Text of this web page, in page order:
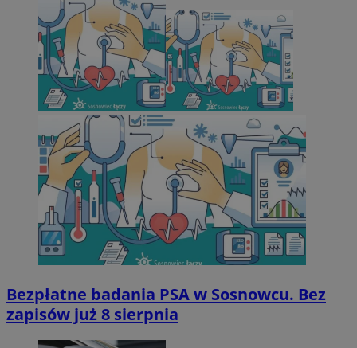
Bezpłatne badania PSA w Sosnowcu. Bez
zapisów już 8 sierpnia